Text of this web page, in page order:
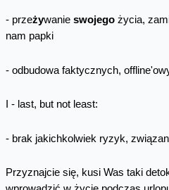
- przeżywanie swojego życia,
nam papki
- odbudowa faktycznych,
I - last, but not least:
- brak jakichkolwiek ryzyk,
Przyznajcie się, kusi Was taki